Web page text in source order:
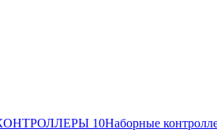
10Наборные